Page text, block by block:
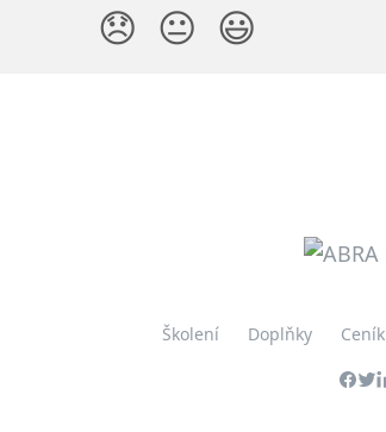
😞 😐 😃
Školení Doplňky Ceník